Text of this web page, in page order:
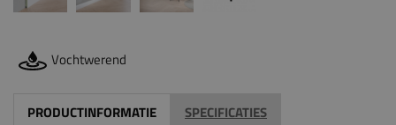
Vochtwerend
PRODUCTINFORMATIE SPECIFICATIES